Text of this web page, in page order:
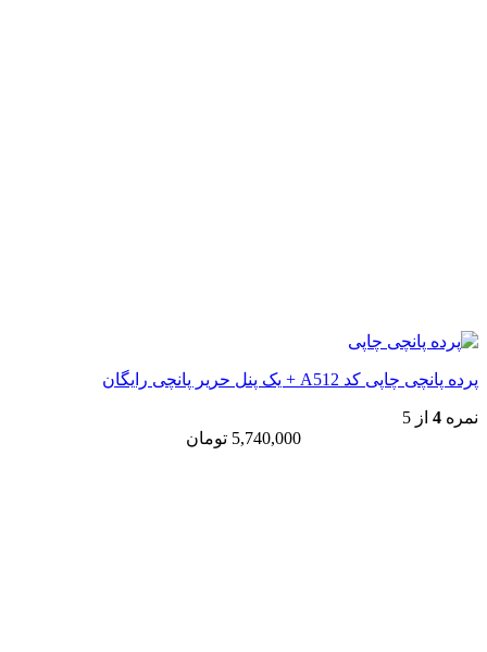
پرده پانچی چاپی کد A512 + یک پنل حریر پانچی رایگان
نمره4 از 5
5,740,000 تومان